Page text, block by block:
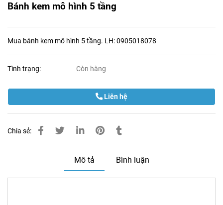
Bánh kem mô hình 5 tầng
Mua bánh kem mô hình 5 tầng. LH: 0905018078
Tình trạng: Còn hàng
Liên hệ
Chia sẻ:
Mô tả Bình luận